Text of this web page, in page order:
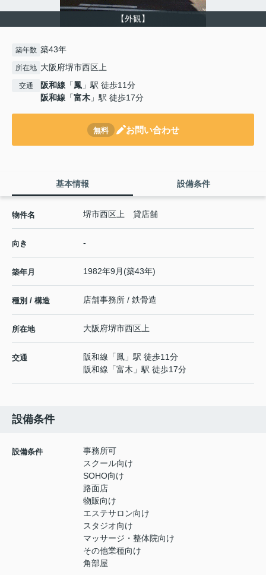
【外観】
築年数 築43年
所在地 大阪府堺市西区上
交通 阪和線 「鳳 」駅 徒歩11分
阪和線 「富木 」駅 徒歩17分
無料 お問い合わせ
基本情報 設備条件
物件名 堺市西区上 貸店舗
向き -
築年月 1982年9月(築43年)
種別 / 構造 店舗事務所 / 鉄骨造
所在地 大阪府堺市西区上
交通 阪和線 「鳳 」駅 徒歩11分
阪和線 「富木 」駅 徒歩17分
設備条件
設備条件
事務所可
スクール向け
SOHO向け
路面店
物販向け
エステサロン向け
スタジオ向け
マッサージ・整体院向け
その他業種向け
角部屋